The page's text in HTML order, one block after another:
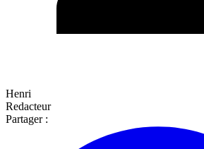
Henri
Redacteur
Partager :